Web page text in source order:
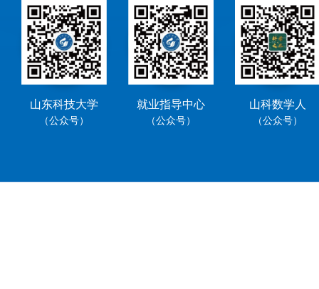
山东科技大学
（公众号）
就业指导中心
（公众号）
山科数学人
（公众号）